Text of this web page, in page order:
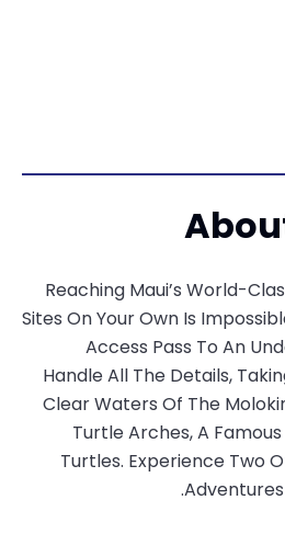
Reaching Maui’s World-
Sites On Your Own Is
Access Pass To An
Handle All The Details,
Clear Waters Of The
Turtle Arches, A
Turtles. Experience Two
Adventures